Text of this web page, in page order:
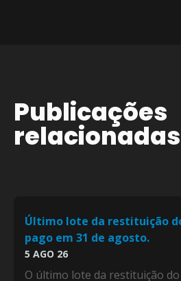
Publicações
relacionadas
Último lote da restituição
pago em 31 de agosto.
5 AGO 26
O último lote da restituição